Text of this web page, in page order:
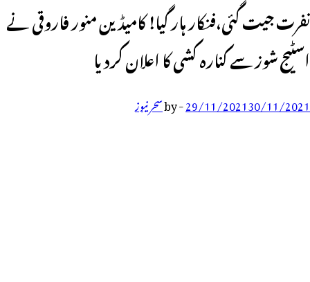
نفرت جیت گئی،فنکار ہار گیا! کامیڈین منور فاروقی نے
اسٹیج شوز سے کنارہ کشی کا اعلان کردیا
29/11/202130/11/2021
-
byسحر نیوز